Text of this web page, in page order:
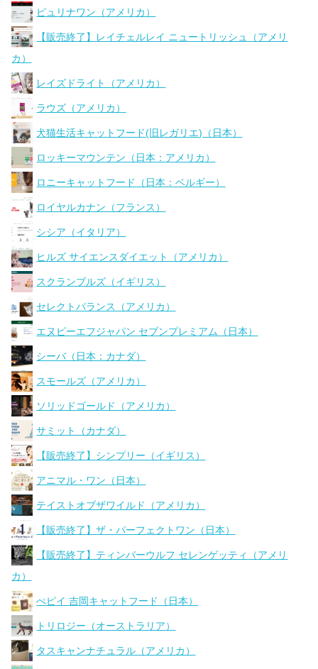
ピュリナワン（アメリカ）
【販売終了】レイチェルレイ ニュートリッシュ（アメリ
カ）
レイズドライト（アメリカ）
ラウズ（アメリカ）
犬猫生活キャットフード(旧レガリエ)（日本）
ロッキーマウンテン（日本：アメリカ）
ロニーキャットフード（日本：ベルギー）
ロイヤルカナン（フランス）
シシア（イタリア）
ヒルズ サイエンスダイエット（アメリカ）
スクランブルズ（イギリス）
セレクトバランス（アメリカ）
エヌピーエフジャパン セブンプレミアム（日本）
シーバ（日本：カナダ）
スモールズ（アメリカ）
ソリッドゴールド（アメリカ）
サミット（カナダ）
【販売終了】シンプリー（イギリス）
アニマル・ワン（日本）
テイストオブザワイルド（アメリカ）
【販売終了】ザ・パーフェクトワン（日本）
【販売終了】ティンバーウルフ セレンゲッティ（アメリ
カ）
ぺピイ 吉岡キャットフード（日本）
トリロジー（オーストラリア）
タスキャンナチュラル（アメリカ）